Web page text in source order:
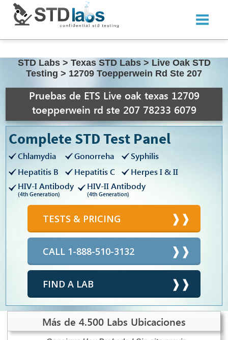
STD Labs > Texas STD Labs > Live Oak STD
Testing > 12709 Toepperwein Rd Ste 207
Pruebas de ETS Live oak texas 12709
toepperwein rd ste 207 78233 6079
Complete STD Test Panel
Chlamydia Gonorreha
Syphilis
Hepatitis B
Hepatitis C
Herpes I & II
HIV-I Antibody
(4th Generation)
HIV-II Antibody
(4th Generation)
TESTS & PRICING
CALL 1-888-510-3132
FIND A LAB
Más de 4.500 Labs Ubicaciones